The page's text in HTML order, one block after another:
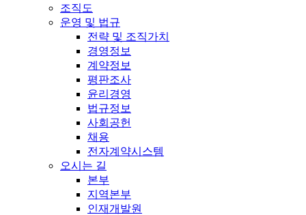
조직도
운영 및 법규
전략 및 조직가치
경영정보
계약정보
평판조사
윤리경영
법규정보
사회공헌
채용
전자계약시스템
오시는 길
본부
지역본부
인재개발원